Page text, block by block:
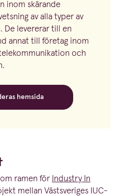
inom skärande
av alla typer av
De levererar till en
annat till företag inom
och
hemsida
ramen för Industry In
mellan Västsve­riges IUC-